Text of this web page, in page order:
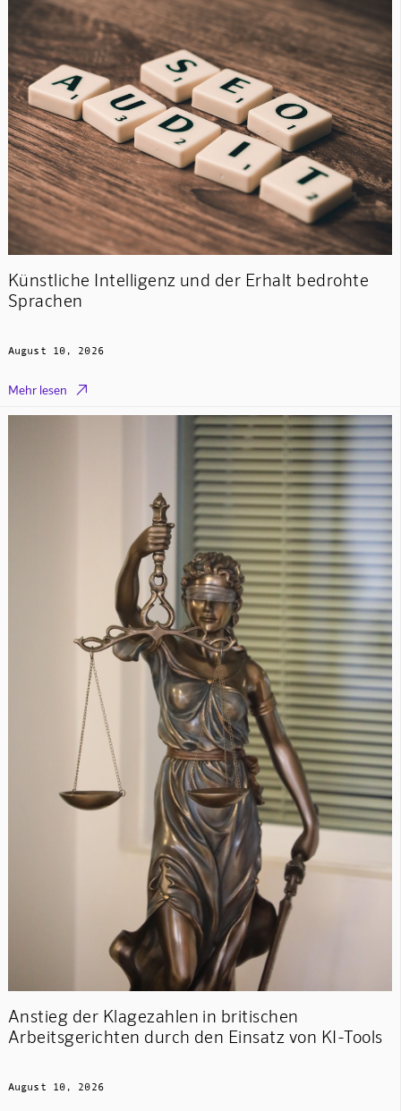
Künstliche Intelligenz und der Erhalt bedrohte
Sprachen
August 10, 2026
Mehr lesen 
Anstieg der Klagezahlen in britischen
Arbeitsgerichten durch den Einsatz von KI-Tools
August 10, 2026